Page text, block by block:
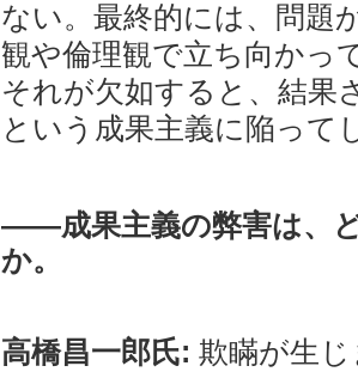
ない。最終的には、問題
観や倫理観で立ち向かっ
それが欠如すると、結果
という成果主義に陥って
――成果主義の弊害は、
か。
高橋昌一郎氏: 欺瞞が生